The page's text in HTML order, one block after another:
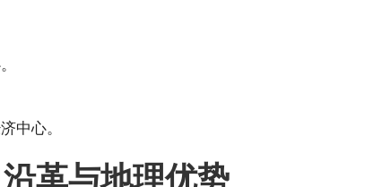
中心。
革与地理优势